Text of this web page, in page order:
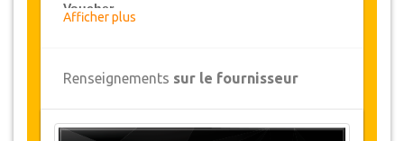
Voucher
JazicoWorld offre une réduction de 10% sur le
Package Tour VIP avec Guide sur toute la
Tunisie, cliquez sur le lien ci-dessus, "Aller aux
Afficher plus
Renseignements sur le fournisseur